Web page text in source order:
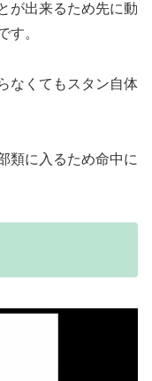
が出来るため先に動
す。
なくてもスタン自体
類に入るため命中に